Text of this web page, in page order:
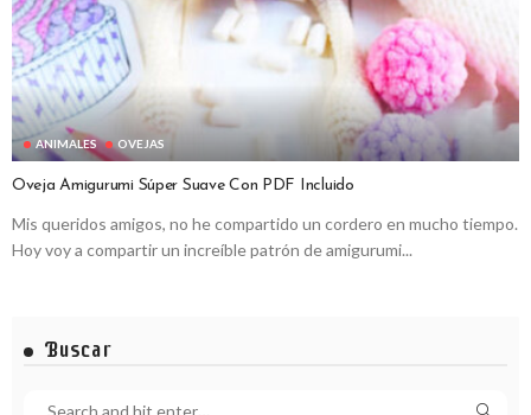
ANIMALES OVEJAS
Oveja Amigurumi Súper Suave Con PDF Incluido
Mis queridos amigos, no he compartido un cordero en mucho tiempo.
Hoy voy a compartir un increíble patrón de amigurumi...
Buscar